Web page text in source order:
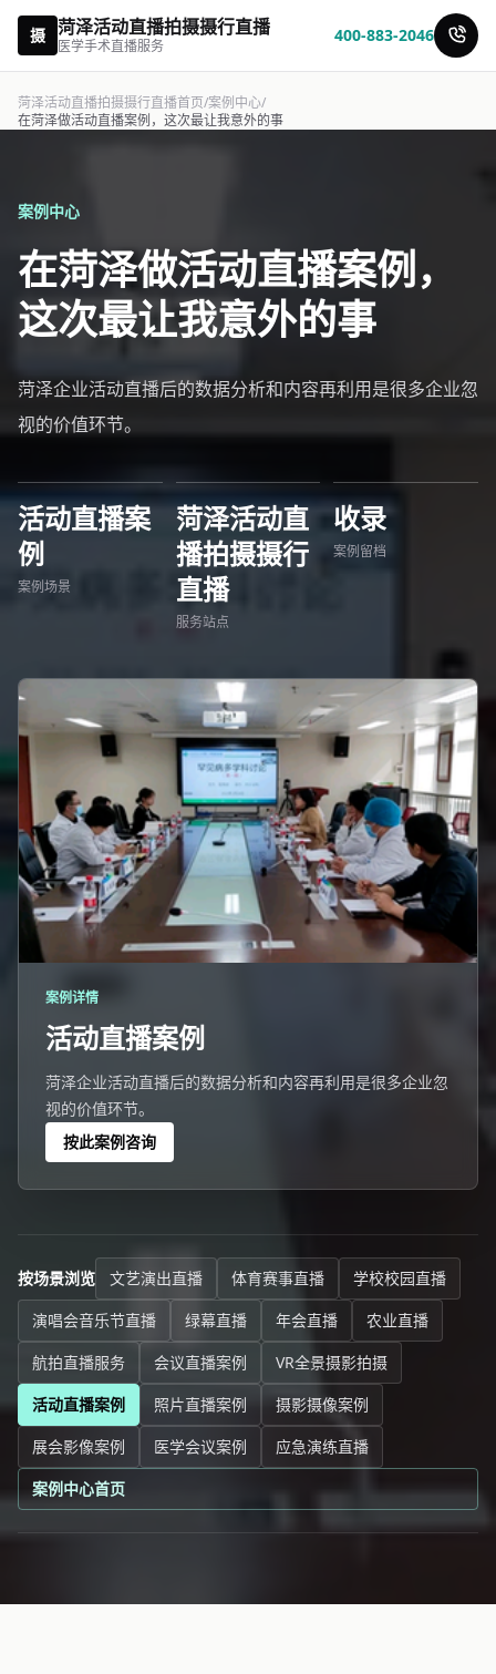
摄 菏泽活动直播拍摄摄行直播
医学手术直播服务
400-883-2046
菏泽活动直播拍摄摄行直播首页/案例中心/
在菏泽做活动直播案例，这次最让我意外的事
案例中心
在菏泽做活动直播案例，
这次最让我意外的事
菏泽企业活动直播后的数据分析和内容再利用是很多企业忽
视的价值环节。
活动直播案
例
案例场景
菏泽活动直
播拍摄摄行
直播
服务站点
收录
案例留档
案例详情
活动直播案例
菏泽企业活动直播后的数据分析和内容再利用是很多企业忽
视的价值环节。
按此案例咨询
按场景浏览 文艺演出直播 体育赛事直播
学校校园直播
演唱会音乐节直播
绿幕直播 年会直播
农业直播
航拍直播服务
会议直播案例
VR全景摄影拍摄
活动直播案例
照片直播案例
摄影摄像案例
展会影像案例
医学会议案例
应急演练直播
案例中心首页